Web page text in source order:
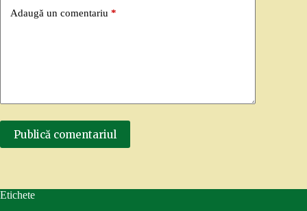
Adaugă un comentariu *
Publică comentariul
Etichete